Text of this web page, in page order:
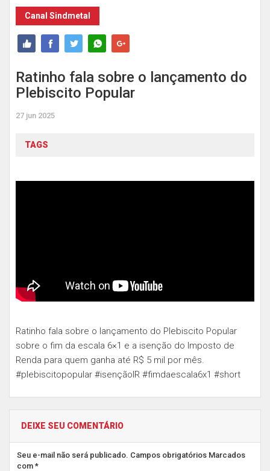
Canal Sindmetal
Ratinho fala sobre o lançamento do
Plebiscito Popular
27 jun 2025
TAGS
Ratinho fala sobre o lançamento do Plebiscito Popular
sobre o fim da escala 6×1 e a isenção do Imposto de
Renda para quem ganha até R$ 5 mil por mês.
#plebiscitopopular #isençãoIR #fimdaescala6x1 #short
DEIXE SEU COMENTÁRIO
Seu e-mail não será publicado. Campos obrigatórios Marcados
com *